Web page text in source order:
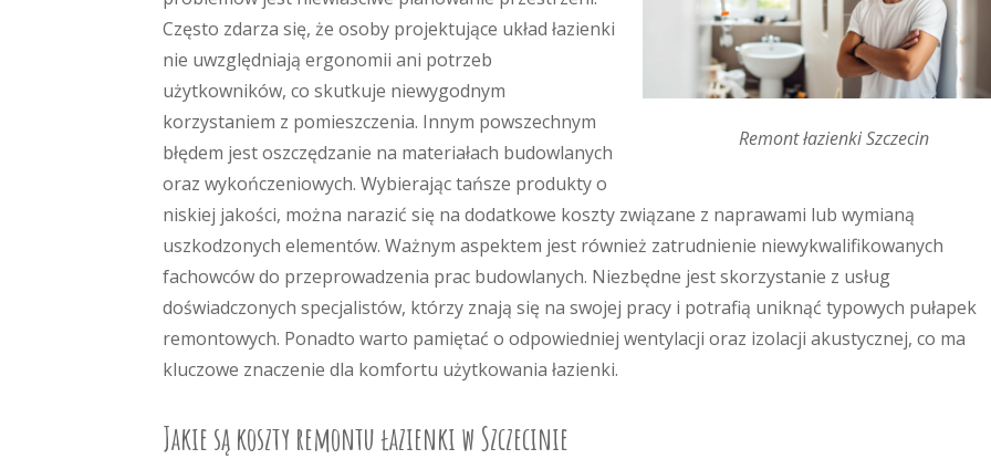
Remont łazienki Szczecin
Często zdarza się, że osoby projektujące układ łazienki
nie uwzględniają ergonomii ani potrzeb
użytkowników, co skutkuje niewygodnym
korzystaniem z pomieszczenia. Innym powszechnym
błędem jest oszczędzanie na materiałach budowlanych
oraz wykończeniowych. Wybierając tańsze produkty o
niskiej jakości, można narazić się na dodatkowe koszty związane z naprawami lub wymianą
uszkodzonych elementów. Ważnym aspektem jest również zatrudnienie niewykwalifikowanych
fachowców do przeprowadzenia prac budowlanych. Niezbędne jest skorzystanie z usług
doświadczonych specjalistów, którzy znają się na swojej pracy i potrafią uniknąć typowych pułapek
remontowych. Ponadto warto pamiętać o odpowiedniej wentylacji oraz izolacji akustycznej, co ma
kluczowe znaczenie dla komfortu użytkowania łazienki.
Jakie są koszty remontu łazienki w Szczecinie